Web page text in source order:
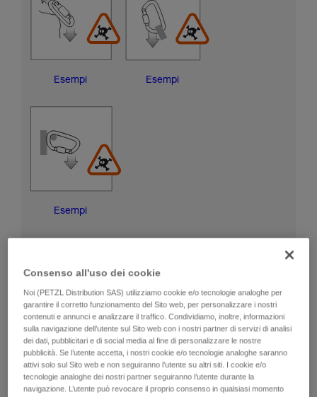
Esempi Esempi
Esempi
Esempi Esempi
Consenso all'uso dei cookie
Noi (PETZL Distribution SAS) utilizziamo cookie e/o tecnologie analoghe per
garantire il corretto funzionamento del Sito web, per personalizzare i nostri
contenuti e annunci e analizzare il traffico. Condividiamo, inoltre, informazioni
sulla navigazione dell’utente sul Sito web con i nostri partner di servizi di analisi
dei dati, pubblicitari e di social media al fine di personalizzare le nostre
pubblicità. Se l’utente accetta, i nostri cookie e/o tecnologie analoghe saranno
attivi solo sul Sito web e non seguiranno l’utente su altri siti. I cookie e/o
tecnologie analoghe dei nostri partner seguiranno l’utente durante la
navigazione. L’utente può revocare il proprio consenso in qualsiasi momento